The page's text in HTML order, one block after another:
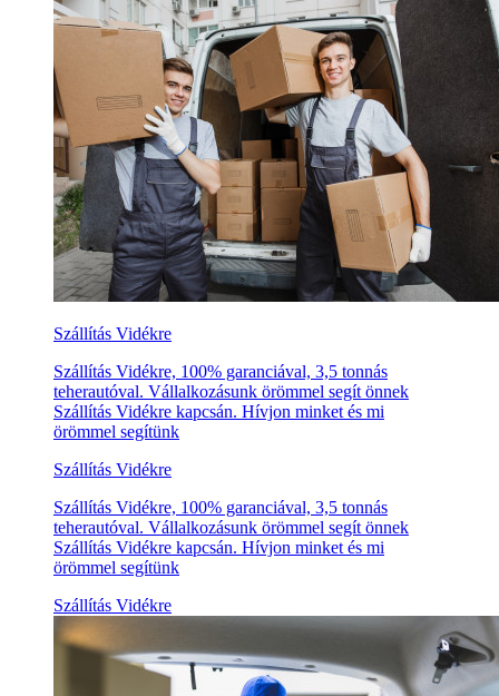
Szállítás Vidékre
Szállítás Vidékre, 100% garanciával, 3,5 tonnás
teherautóval. Vállalkozásunk örömmel segít önnek
Szállítás Vidékre kapcsán. Hívjon minket és mi
örömmel segítünk
Szállítás Vidékre
Szállítás Vidékre, 100% garanciával, 3,5 tonnás
teherautóval. Vállalkozásunk örömmel segít önnek
Szállítás Vidékre kapcsán. Hívjon minket és mi
örömmel segítünk
Szállítás Vidékre